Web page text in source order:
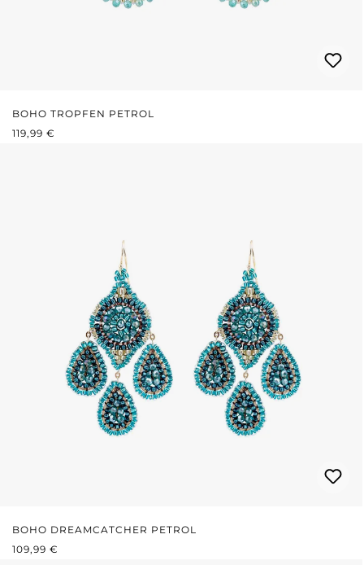
BOHO TROPFEN PETROL
REGULÄRER PREIS:
119,99 €
BOHO DREAMCATCHER PETROL
REGULÄRER PREIS:
109,99 €